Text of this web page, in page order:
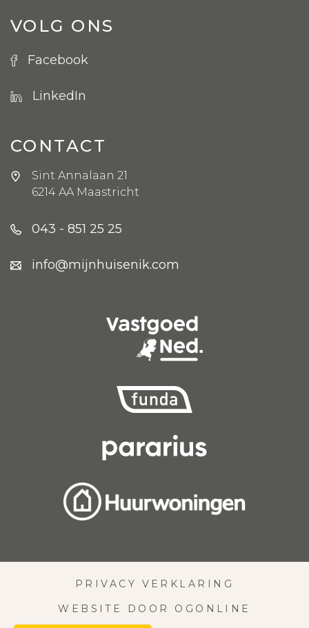
VOLG ONS
Facebook
LinkedIn
CONTACT
Sint Annalaan 21
6214 AA Maastricht
043 - 851 25 25
info@mijnhuisenik.com
PRIVACY VERKLARING
WEBSITE DOOR OGONLINE